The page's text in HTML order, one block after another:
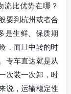
比优势在哪？
要到杭州或者合
是生鲜、保质期
，而且中转的时
专车直达就是从
次装一次卸，时
说，运输稳定性